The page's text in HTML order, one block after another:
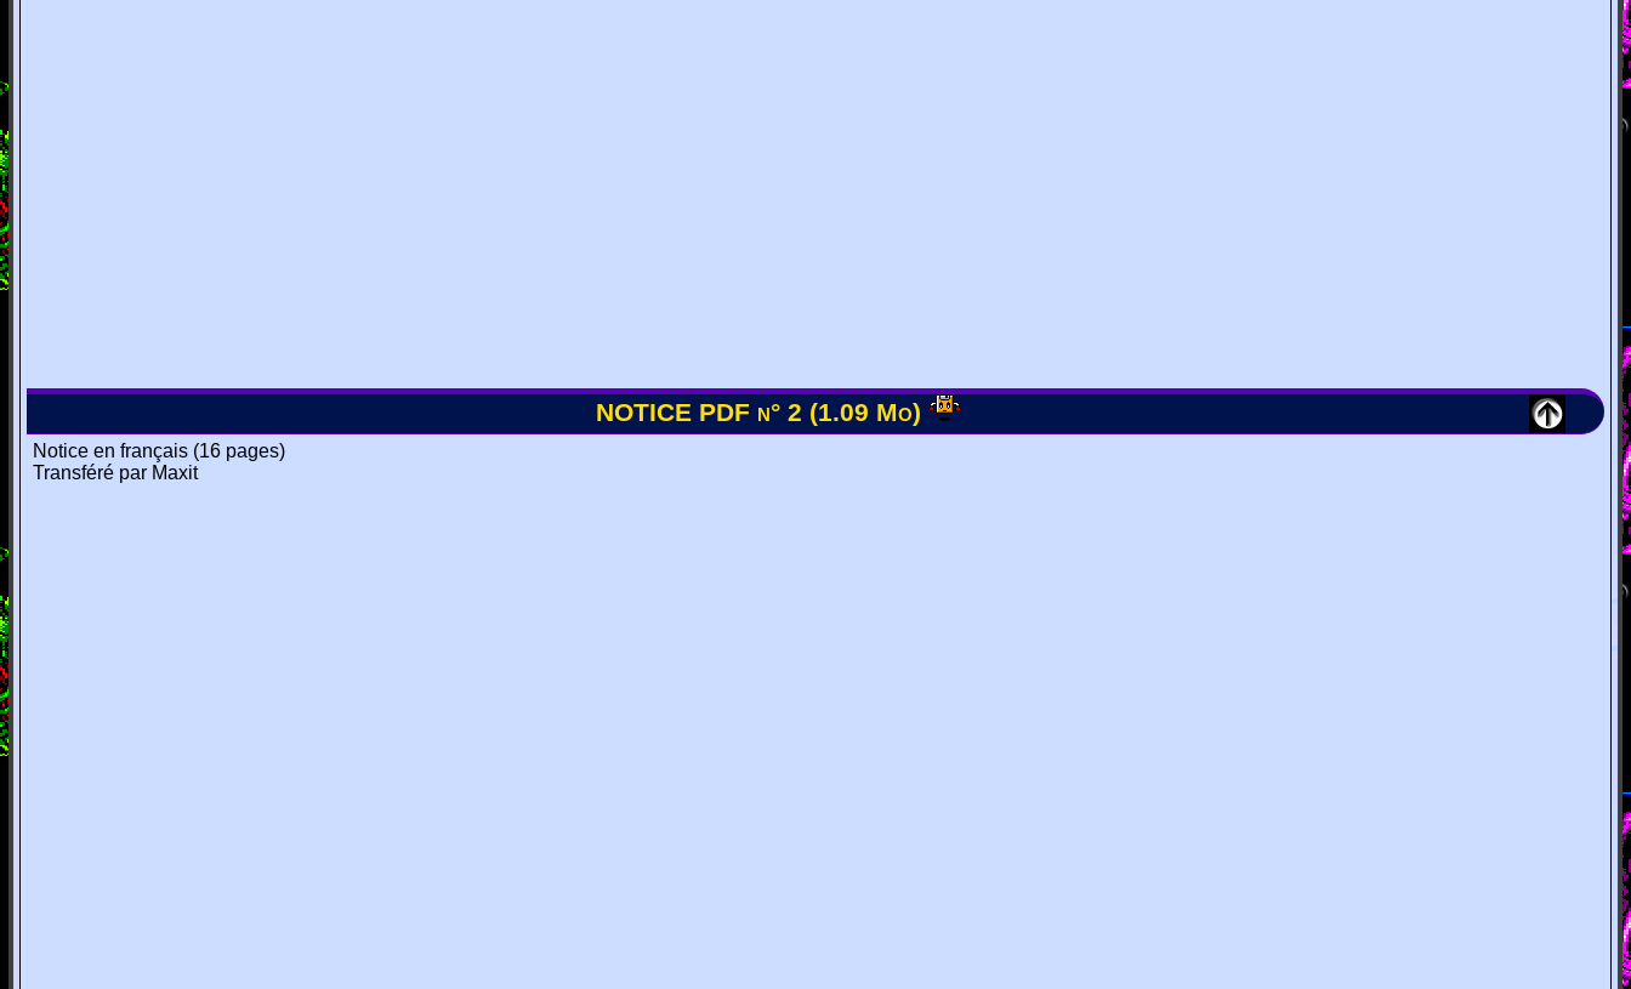
NOTICE PDF n° 2 (1.09 Mo)
Notice en français (16 pages)
Transféré par Maxit